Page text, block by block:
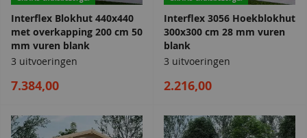
Interflex Blokhut 440x440
met overkapping 200 cm 50
mm vuren blank
3 uitvoeringen
7.384,00
Interflex 3056 Hoekblokhut
300x300 cm 28 mm vuren
blank
3 uitvoeringen
2.216,00